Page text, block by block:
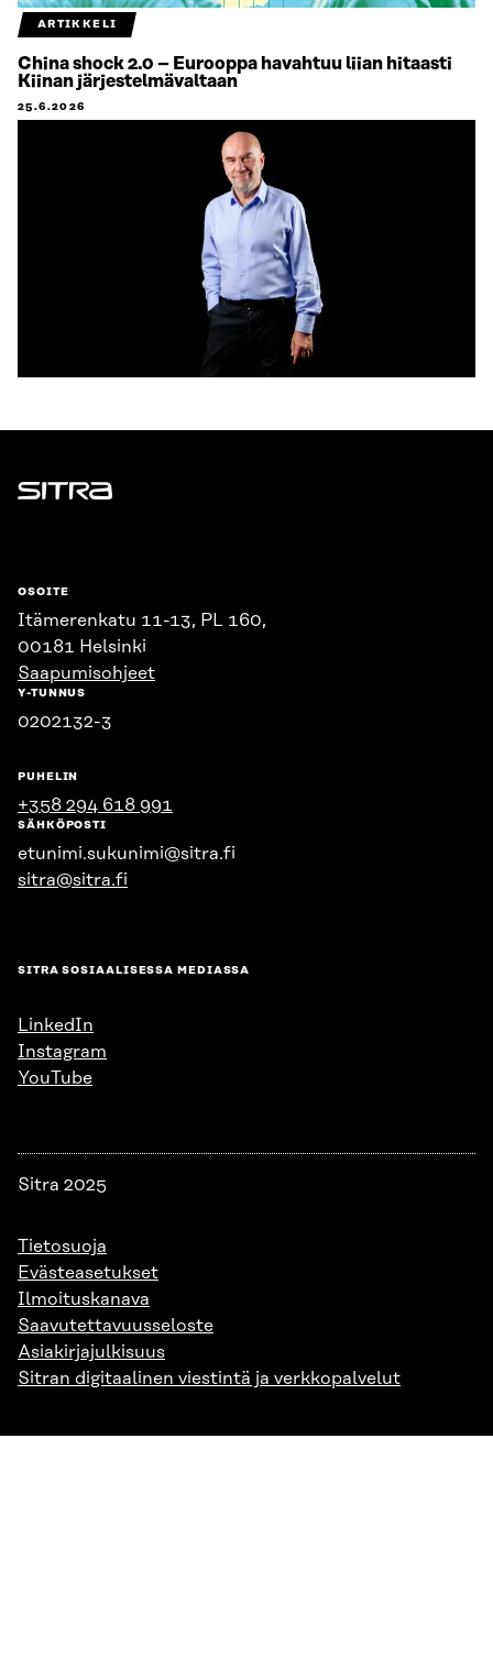
ARTIKKELI
China shock 2.0 – Eurooppa havahtuu liian hitaasti
Kiinan järjestelmävaltaan
25.6.2026
Sitra
OSOITE
Itämerenkatu 11-13, PL 160,
00181 Helsinki
Saapumisohjeet
Y-TUNNUS
0202132-3
PUHELIN
+358 294 618 991
SÄHKÖPOSTI
etunimi.sukunimi@sitra.fi
sitra@sitra.fi
SITRA SOSIAALISESSA MEDIASSA
LinkedIn
Instagram
YouTube
Sitra 2025
Tietosuoja
Evästeasetukset
Ilmoituskanava
Saavutettavuusseloste
Asiakirjajulkisuus
Sitran digitaalinen viestintä ja verkkopalvelut